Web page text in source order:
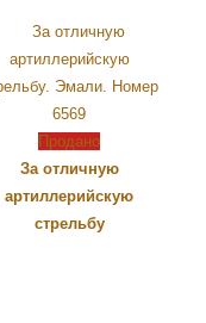
Продано
За отличную
артиллерийскую
стрельбу